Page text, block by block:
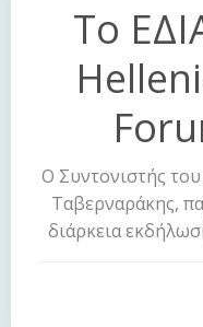
Το
Ο Συντονιστής
Ταβερναράκης,
διάρκεια